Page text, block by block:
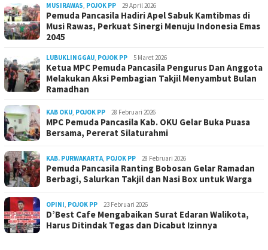
MUSIRAWAS POJOK PP 29 April 2026
Pemuda Pancasila Hadiri Apel Sabuk Kamtibmas di
Musi Rawas, Perkuat Sinergi Menuju Indonesia Emas
2045
LUBUKLINGGAU POJOK PP 5 Maret 2026
Ketua MPC Pemuda Pancasila Pengurus Dan Anggota
Melakukan Aksi Pembagian Takjil Menyambut Bulan
Ramadhan
KAB OKU POJOK PP 28 Februari 2026
MPC Pemuda Pancasila Kab. OKU Gelar Buka Puasa
Bersama, Pererat Silaturahmi
KAB. PURWAKARTA POJOK PP 28 Februari 2026
Pemuda Pancasila Ranting Bobosan Gelar Ramadan
Berbagi, Salurkan Takjil dan Nasi Box untuk Warga
OPINI POJOK PP 23 Februari 2026
D’Best Cafe Mengabaikan Surat Edaran Walikota,
Harus Ditindak Tegas dan Dicabut Izinnya